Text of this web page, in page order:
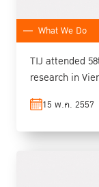
What We Do
TIJ attended
research in
15 พ.ค. 2557